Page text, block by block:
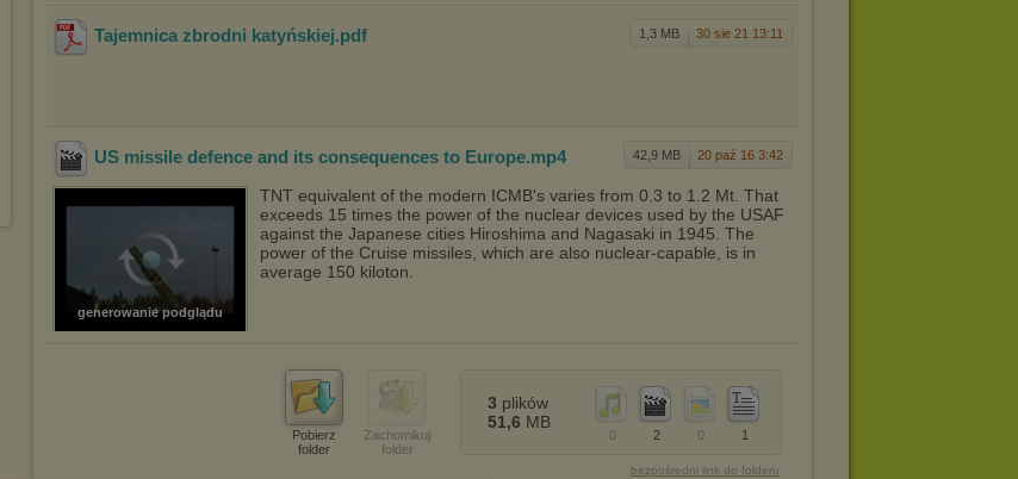
1,3 MB 30 sie 21 13:11
Tajemnica zbrodni katyńskiej.pdf
42,9 MB 20 paź 16 3:42
US missile defence and its consequences to Europe.mp4
generowanie podglądu
TNT equivalent of the modern ICMB's varies from 0.3 to 1.2 Mt. That
exceeds 15 times the power of the nuclear devices used by the USAF
against the Japanese cities Hiroshima and Nagasaki in 1945. The
power of the Cruise missiles, which are also nuclear-capable, is in
average 150 kiloton.
Pobierz
folder
Zachomikuj
folder
1
0
2
0
3 plików
51,6 MB
bezpośredni link do folderu